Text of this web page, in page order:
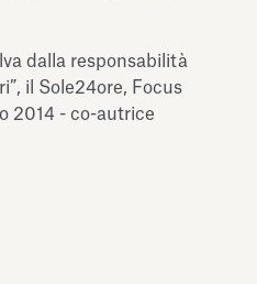
Albani
dalla responsabilità
il Sole24ore, Focus
2014 - co-autrice